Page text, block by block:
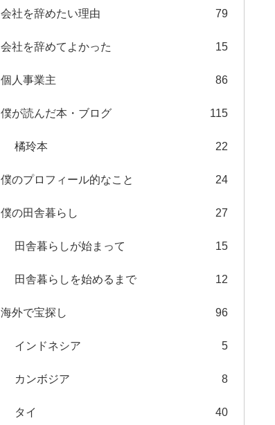
会社を辞めたい理由 79
会社を辞めてよかった 15
個人事業主 86
僕が読んだ本・ブログ 115
橘玲本 22
僕のプロフィール的なこと 24
僕の田舎暮らし 27
田舎暮らしが始まって 15
田舎暮らしを始めるまで 12
海外で宝探し 96
インドネシア 5
カンボジア 8
タイ 40